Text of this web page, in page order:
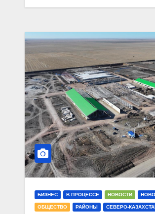
БИЗНЕС В ПРОЦЕССЕ НОВОСТИ
ОБЩЕСТВО РАЙОНЫ СЕВЕРО-